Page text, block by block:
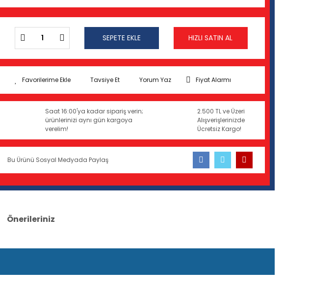
SEPETE EKLE HIZLI SATIN AL
Tavsiye Et Yorum Yaz Fiyat Alarmı
Saat 16:00'ya kadar sipariş verin;
ürünlerinizi aynı gün kargoya
verelim!
2.500 TL ve Üzeri
Alışverişlerinizde
Ücretsiz Kargo!
Bu Ürünü Sosyal Medyada Paylaş
Önerileriniz